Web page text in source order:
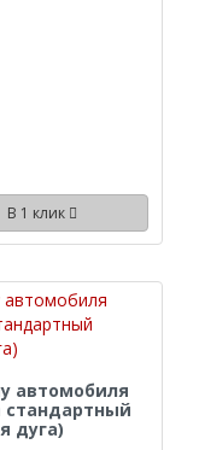
В 1 клик
автомобиля
стандартный
дуга)